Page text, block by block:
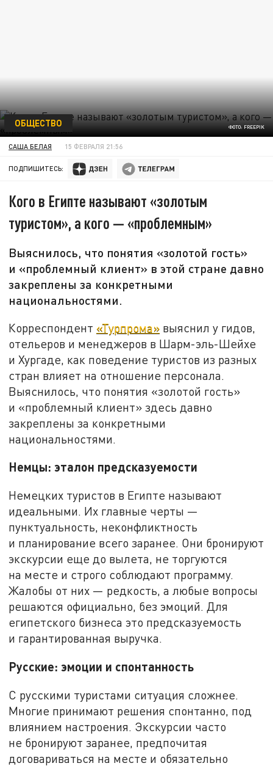
ФОТО: FREEPIK
ОБЩЕСТВО
САША БЕЛАЯ 15 ФЕВРАЛЯ 21:56
ПОДПИШИТЕСЬ:
Кого в Египте называют «золотым
туристом», а кого — «проблемным»
Выяснилось, что понятия «золотой гость»
и «проблемный клиент» в этой стране давно
закреплены за конкретными
национальностями.
Корреспондент «Турпрома» выяснил у гидов,
отельеров и менеджеров в Шарм-эль-Шейхе
и Хургаде, как поведение туристов из разных
стран влияет на отношение персонала.
Выяснилось, что понятия «золотой гость»
и «проблемный клиент» здесь давно
закреплены за конкретными
национальностями.
Немцы: эталон предсказуемости
Немецких туристов в Египте называют
идеальными. Их главные черты —
пунктуальность, неконфликтность
и планирование всего заранее. Они бронируют
экскурсии еще до вылета, не торгуются
на месте и строго соблюдают программу.
Жалобы от них — редкость, а любые вопросы
решаются официально, без эмоций. Для
египетского бизнеса это предсказуемость
и гарантированная выручка.
Русские: эмоции и спонтанность
С русскими туристами ситуация сложнее.
Многие принимают решения спонтанно, под
влиянием настроения. Экскурсии часто
не бронируют заранее, предпочитая
договариваться на месте и обязательно